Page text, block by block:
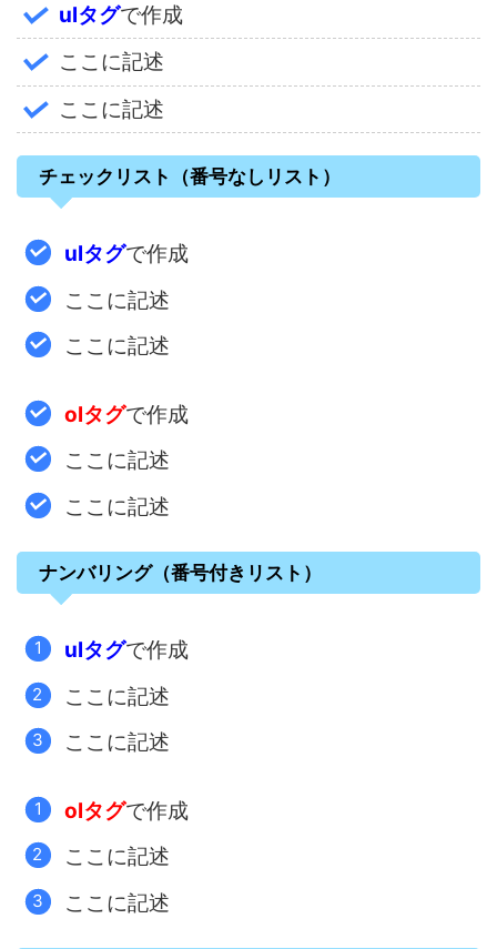
ulタグで作成
ここに記述
ここに記述
チェックリスト（番号なしリスト）
ulタグで作成
ここに記述
ここに記述
olタグで作成
ここに記述
ここに記述
ナンバリング（番号付きリスト）
ulタグで作成
ここに記述
ここに記述
olタグで作成
ここに記述
ここに記述